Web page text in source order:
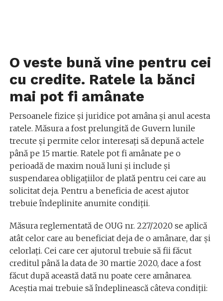
O veste bună vine pentru cei
cu credite. Ratele la bănci
mai pot fi amânate
Persoanele fizice și juridice pot amâna și anul acesta
ratele. Măsura a fost prelungită de Guvern lunile
trecute și permite celor interesați să depună actele
până pe 15 martie. Ratele pot fi amânate pe o
perioadă de maxim nouă luni și include și
suspendarea obligațiilor de plată pentru cei care au
solicitat deja. Pentru a beneficia de acest ajutor
trebuie îndeplinite anumite condiții.
Măsura reglementată de OUG nr. 227/2020 se aplică
atât celor care au beneficiat deja de o amânare, dar și
celorlați. Cei care cer ajutorul trebuie să fii făcut
creditul până la data de 30 martie 2020, dace a fost
făcut după această dată nu poate cere amânarea.
Aceștia mai trebuie să îndeplinească câteva condiții: